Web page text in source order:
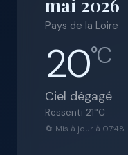
mai 2026
Pays de la Loire
20°C
Ciel dégagé
Ressenti 21°C
🔄 Mis à jour à 07:48